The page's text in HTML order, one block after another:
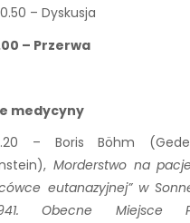
– Dyskusja
– Przerwa
medycyny
– Boris Böhm
Morderstwo na
eutanazyjnej” w
Obecne Miejsce